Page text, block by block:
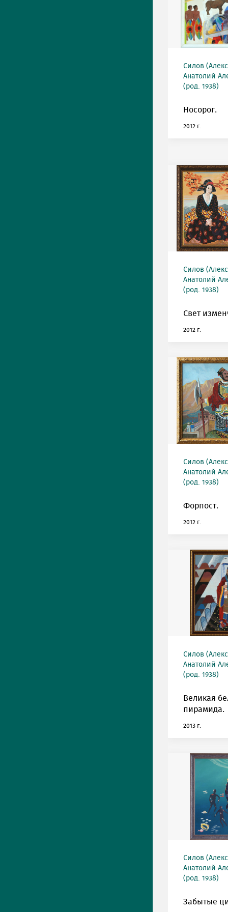
Силов
Анатолий
(род. 1938)
Носорог.
2012 г.
Силов
Анатолий
(род. 1938)
Свет
2012 г.
Силов
Анатолий
(род. 1938)
Форпост.
2012 г.
Силов
Анатолий
(род. 1938)
Великая
пирамида.
2013 г.
Силов
Анатолий
(род. 1938)
Забытые